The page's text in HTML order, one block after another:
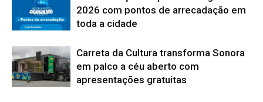
2026 com pontos de arrecadação em
toda a cidade
Carreta da Cultura transforma Sonora
em palco a céu aberto com
apresentações gratuitas